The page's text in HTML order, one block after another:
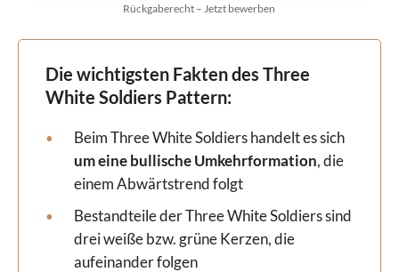
Rückgaberecht – Jetzt bewerben
Die wichtigsten Fakten des Three
White Soldiers Pattern:
Beim Three White Soldiers handelt es sich
um eine bullische Umkehrformation, die
einem Abwärtstrend folgt
Bestandteile der Three White Soldiers sind
drei weiße bzw. grüne Kerzen, die
aufeinander folgen